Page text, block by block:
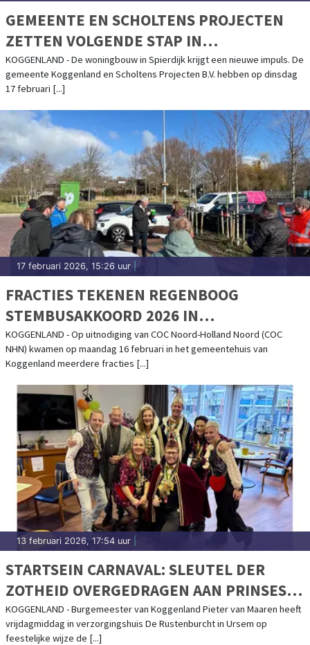
GEMEENTE EN SCHOLTENS PROJECTEN
ZETTEN VOLGENDE STAP IN
WONINGBOUW SPIERDIJK
KOGGENLAND - De woningbouw in Spierdijk krijgt een nieuwe impuls. De
gemeente Koggenland en Scholtens Projecten B.V. hebben op dinsdag
17 februari [...]
17 februari 2026, 15:26 uur
FRACTIES TEKENEN REGENBOOG
STEMBUSAKKOORD 2026 IN
GEMEENTEHUIS: ‘STEMMEN IS VOOR
IEDEREEN’
KOGGENLAND - Op uitnodiging van COC Noord-Holland Noord (COC
NHN) kwamen op maandag 16 februari in het gemeentehuis van
Koggenland meerdere fracties [...]
13 februari 2026, 17:54 uur
STARTSEIN CARNAVAL: SLEUTEL DER
ZOTHEID OVERGEDRAGEN AAN PRINSES
VAN OERSHEIM
KOGGENLAND - Burgemeester van Koggenland Pieter van Maaren heeft
vrijdagmiddag in verzorgingshuis De Rustenburcht in Ursem op
feestelijke wijze de [...]